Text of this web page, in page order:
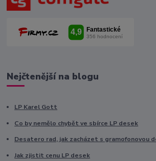
Nejčtenější na blogu
LP Karel Gott
Co by nemělo chybět ve sbírce LP desek
Desatero rad, jak zacházet s gramofonovou
Jak zjistit cenu LP desek